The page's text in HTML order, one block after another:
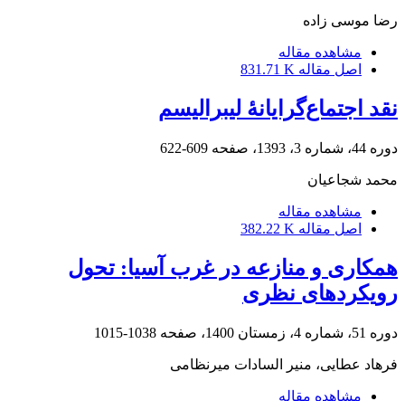
رضا موسی زاده
مشاهده مقاله
اصل مقاله 831.71 K
نقد اجتماع‌گرایانۀ لیبرالیسم
دوره 44، شماره 3، 1393، صفحه 609-622
محمد شجاعیان
مشاهده مقاله
اصل مقاله 382.22 K
همکاری و منازعه در غرب آسیا: تحول
رویکردهای نظری
دوره 51، شماره 4، زمستان 1400، صفحه 1038-1015
فرهاد عطایی، منیر السادات میرنظامی
مشاهده مقاله